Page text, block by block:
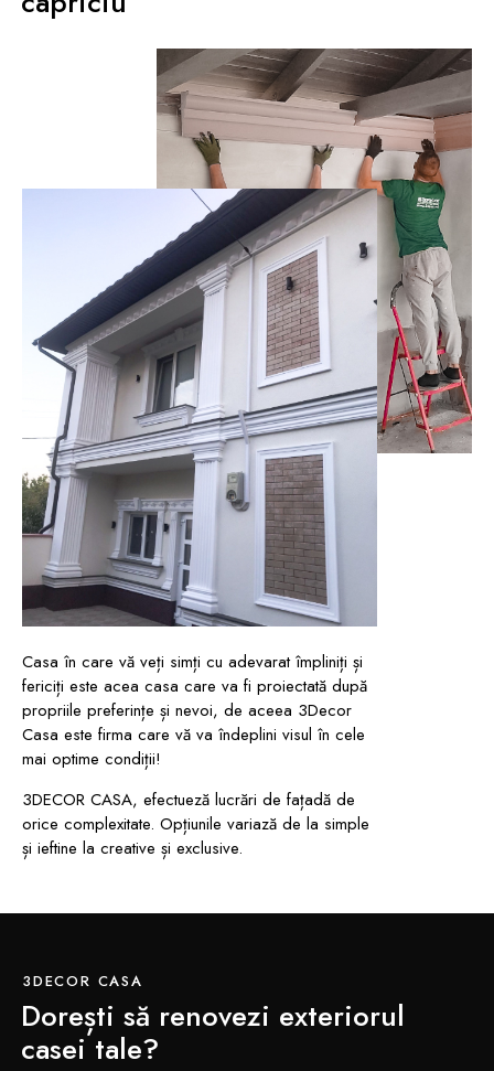
Casa în care vă veți simți cu adevarat împliniți și
fericiți este acea casa care va fi proiectată după
propriile preferințe și nevoi, de aceea 3Decor
Casa este firma care vă va îndeplini visul în cele
mai optime condiții!
3DECOR CASA, efectueză lucrări de fațadă de
orice complexitate. Opțiunile variază de la simple
și ieftine la creative și exclusive.
3DECOR CASA
Dorești să renovezi exteriorul
casei tale?